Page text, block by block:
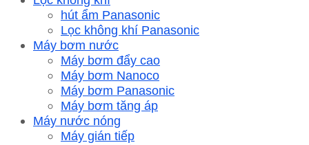
hút ẩm Panasonic
Lọc không khí Panasonic
Máy bơm nước
Máy bơm đẩy cao
Máy bơm Nanoco
Máy bơm Panasonic
Máy bơm tăng áp
Máy nước nóng
Máy gián tiếp